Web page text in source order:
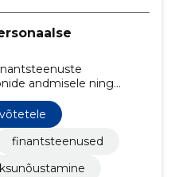
andmisele ning
finantsteenused